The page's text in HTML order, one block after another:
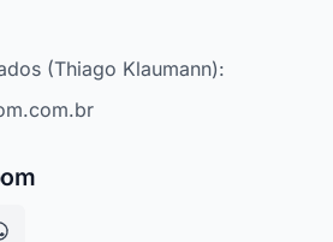
(Thiago Klaumann):